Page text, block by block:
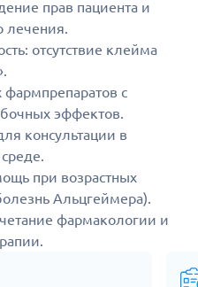
прав пациента и
лечения.
отсутствие клейма
с
эффектов.
консультации в
при возрастных
Альцгеймера).
фармакологии и